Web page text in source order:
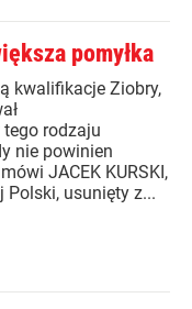
pomyłka
kwalifikacje Ziobry,
rodzaju
nie powinien
JACEK KURSKI,
Polski, usunięty z...